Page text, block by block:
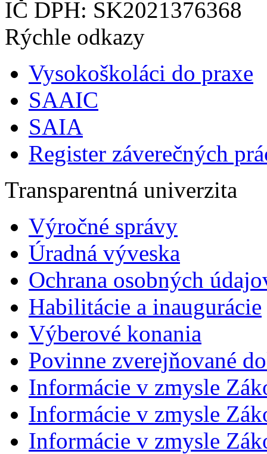
IČ DPH: SK2021376368
Rýchle odkazy
Vysokoškoláci do praxe
SAAIC
SAIA
Register záverečných
Transparentná univerzita
Výročné správy
Úradná výveska
Ochrana osobných
Habilitácie a inaugurácie
Výberové konania
Povinne zverejňované
Informácie v zmysle
Informácie v zmysle
Informácie v zmysle